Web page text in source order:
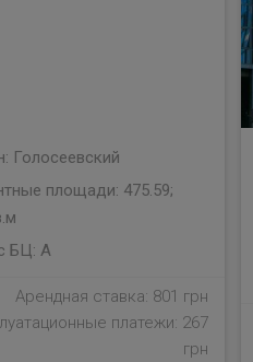
Голосеевский
площади: 475.59;
БЦ: A
Арендная ставка: 801 грн
платежи: 267
грн